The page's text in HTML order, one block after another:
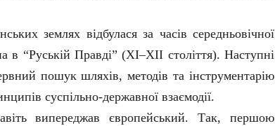
землях відбулася за часів середньовічної
в “Руській Правді” (ХІ–ХІІ століття). Наступні
пошук шляхів, методів та інструментарію
суспільно-державної взаємодії.
випереджав європейський. Так, першою